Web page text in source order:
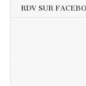
RDV SUR